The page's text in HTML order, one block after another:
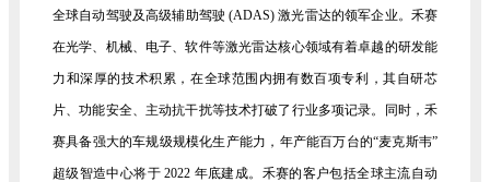
全球自动驾驶及高级辅助驾驶 (ADAS) 激光雷达的领军企业。禾赛
在光学、机械、电子、软件等激光雷达核心领域有着卓越的研发能
力和深厚的技术积累，在全球范围内拥有数百项专利，其自研芯
片、功能安全、主动抗干扰等技术打破了行业多项记录。同时，禾
赛具备强大的车规级规模化生产能力，年产能百万台的“麦克斯韦”
超级智造中心将于 2022 年底建成。禾赛的客户包括全球主流自动